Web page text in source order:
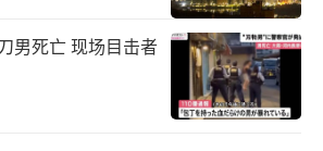
男死亡 现场目击者